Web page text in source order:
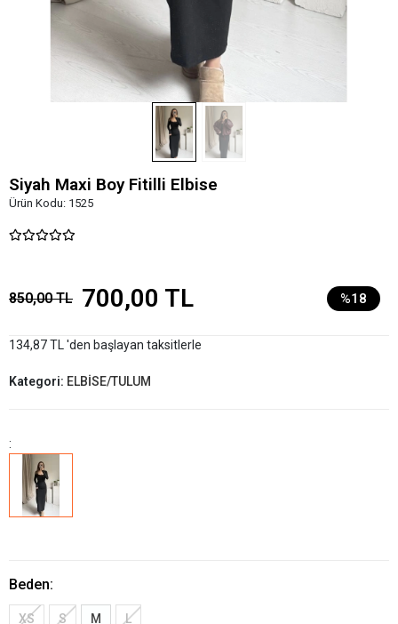
Siyah Maxi Boy Fitilli Elbise
Ürün Kodu: 1525
850,00 TL 700,00 TL %18
134,87 TL 'den başlayan taksitlerle
Kategori: ELBİSE/TULUM
:
Beden:
XS S M L